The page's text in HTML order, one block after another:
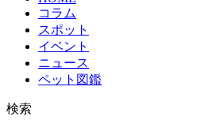
コラム
スポット
イベント
ニュース
ペット図鑑
検索